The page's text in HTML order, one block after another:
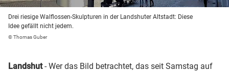
Drei riesige Walflossen-Skulpturen in der Landshuter Altstadt: Diese
Idee gefällt nicht jedem.
© Thomas Guber
Landshut- Wer das Bild betrachtet, das seit Samstag auf